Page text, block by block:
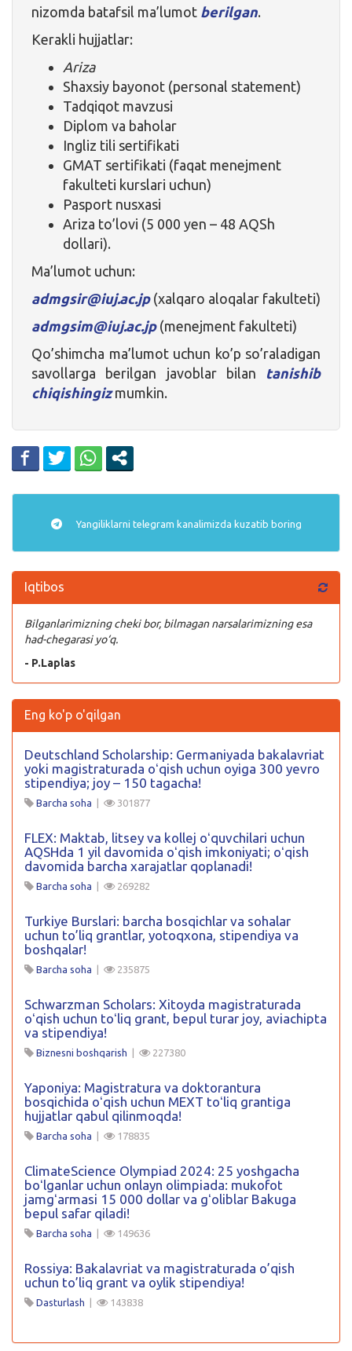
nizomda batafsil ma’lumot berilgan.
Kerakli hujjatlar:
Ariza
Shaxsiy bayonot (personal statement)
Tadqiqot mavzusi
Diplom va baholar
Ingliz tili sertifikati
GMAT sertifikati (faqat menejment
fakulteti kurslari uchun)
Pasport nusxasi
Ariza to’lovi (5 000 yen – 48 AQSh
dollari).
Ma’lumot uchun:
admgsir@iuj.ac.jp(xalqaro aloqalar fakulteti)
admgsim@iuj.ac.jp(menejment fakulteti)
Qo’shimcha ma’lumot uchun ko’p so’raladigan
savollarga berilgan javoblar bilan tanishib
chiqishingiz mumkin.
Yangiliklarni telegram kanalimizda kuzatib boring
Iqtibos
Bilganlarimizning cheki bor, bilmagan narsalarimizning esa
had-chegarasi yo‘q.
- P.Laplas
Eng ko'p o'qilgan
Deutschland Scholarship: Germaniyada bakalavriat
yoki magistraturada oʻqish uchun oyiga 300 yevro
stipendiya; joy – 150 tagacha!
Barcha soha 301877
FLEX: Maktab, litsey va kollej oʻquvchilari uchun
AQSHda 1 yil davomida oʻqish imkoniyati; oʻqish
davomida barcha xarajatlar qoplanadi!
Barcha soha 269282
Turkiye Burslari: barcha bosqichlar va sohalar
uchun to’liq grantlar, yotoqxona, stipendiya va
boshqalar!
Barcha soha 235875
Schwarzman Scholars: Xitoyda magistraturada
oʻqish uchun toʻliq grant, bepul turar joy, aviachipta
va stipendiya!
Biznesni boshqarish 227380
Yaponiya: Magistratura va doktorantura
bosqichida oʻqish uchun MEXT toʻliq grantiga
hujjatlar qabul qilinmoqda!
Barcha soha 178835
ClimateScience Olympiad 2024: 25 yoshgacha
boʻlganlar uchun onlayn olimpiada: mukofot
jamgʻarmasi 15 000 dollar va gʻoliblar Bakuga
bepul safar qiladi!
Barcha soha 149636
Rossiya: Bakalavriat va magistraturada o’qish
uchun to’liq grant va oylik stipendiya!
Dasturlash 143838